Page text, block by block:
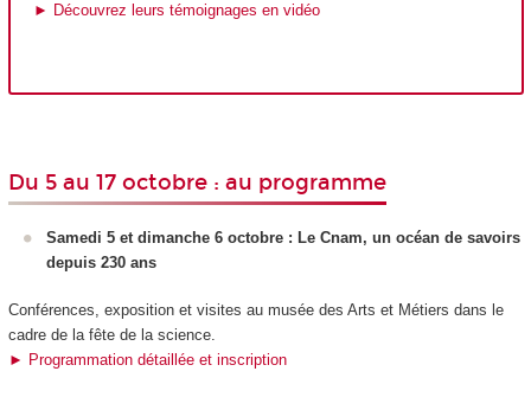
► Découvrez leurs témoignages en vidéo
Du 5 au 17 octobre : au programme
Samedi 5 et dimanche 6 octobre : Le Cnam, un océan de savoirs
depuis 230 ans
Conférences, exposition et visites au musée des Arts et Métiers dans le
cadre de la fête de la science.
► Programmation détaillée et inscription